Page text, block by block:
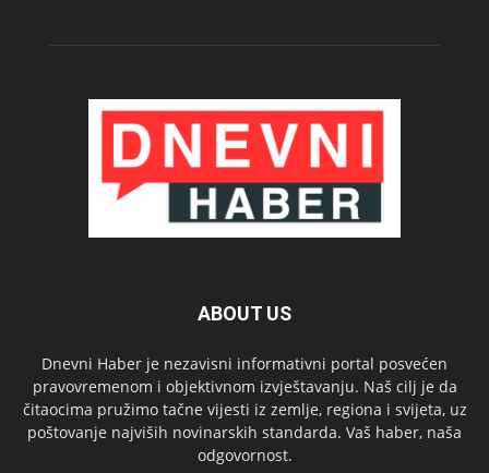
ABOUT US
Dnevni Haber je nezavisni informativni portal posvećen
pravovremenom i objektivnom izvještavanju. Naš cilj je da
čitaocima pružimo tačne vijesti iz zemlje, regiona i svijeta, uz
poštovanje najviših novinarskih standarda. Vaš haber, naša
odgovornost.